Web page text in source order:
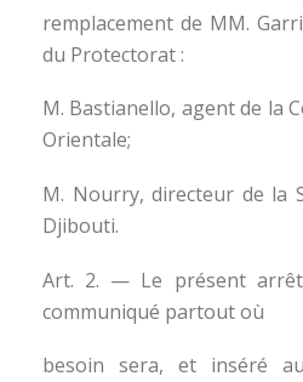
remplacement de MM.
du Protectorat :
M. Bastianello, agent de la
Orientale;
M. Nourry, directeur de la
Djibouti.
Art. 2. — Le présent
communiqué partout où
besoin sera, et inséré